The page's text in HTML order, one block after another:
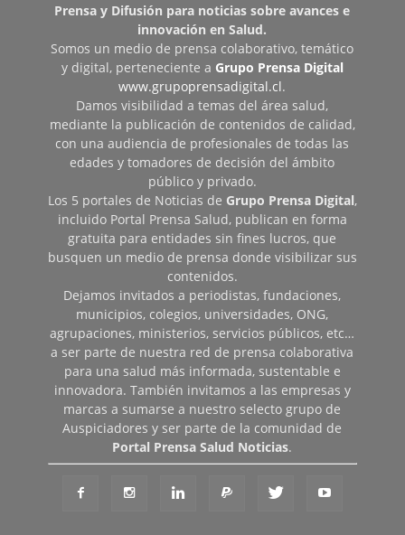
Prensa y Difusión para noticias sobre avances e
innovación en Salud.
Somos un medio de prensa colaborativo, temático
y digital, perteneciente a Grupo Prensa Digital
www.grupoprensadigital.cl.
Damos visibilidad a temas del área salud,
mediante la publicación de contenidos de calidad,
con una audiencia de profesionales de todas las
edades y tomadores de decisión del ámbito
público y privado.
Los 5 portales de Noticias de Grupo Prensa Digital,
incluido Portal Prensa Salud, publican en forma
gratuita para entidades sin fines lucros, que
busquen un medio de prensa donde visibilizar sus
contenidos.
Dejamos invitados a periodistas, fundaciones,
municipios, colegios, universidades, ONG,
agrupaciones, ministerios, servicios públicos, etc…
a ser parte de nuestra red de prensa colaborativa
para una salud más informada, sustentable e
innovadora. También invitamos a las empresas y
marcas a sumarse a nuestro selecto grupo de
Auspiciadores y ser parte de la comunidad de
Portal Prensa Salud Noticias.